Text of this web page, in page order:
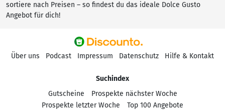
sortiere nach Preisen – so findest du das ideale Dolce Gusto
Angebot für dich!
Über uns Podcast Impressum Datenschutz Hilfe & Kontakt
Suchindex
Gutscheine
Prospekte nächster Woche
Prospekte letzter Woche
Top 100 Angebote